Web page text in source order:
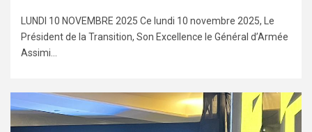
LUNDI 10 NOVEMBRE 2025 Ce lundi 10 novembre 2025, Le
Président de la Transition, Son Excellence le Général d’Armée
Assimi...